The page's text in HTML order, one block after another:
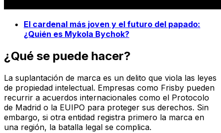
El cardenal más joven y el futuro del papado:
¿Quién es Mykola Bychok?
¿Qué se puede hacer?
La suplantación de marca es un delito que viola las leyes
de propiedad intelectual. Empresas como Frisby pueden
recurrir a acuerdos internacionales como el Protocolo
de Madrid o la EUIPO para proteger sus derechos. Sin
embargo, si otra entidad registra primero la marca en
una región, la batalla legal se complica.